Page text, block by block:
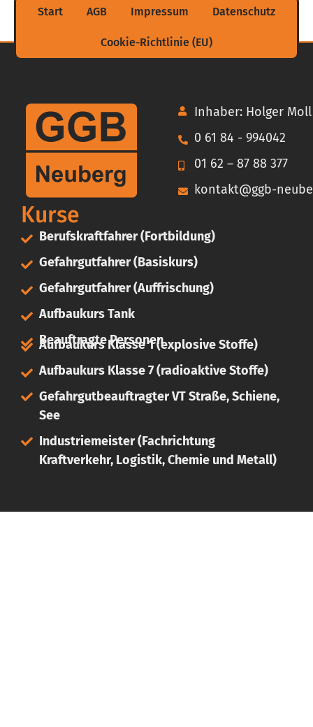
Start AGB Impressum Datenschutz
Cookie-Richtlinie (EU)
Inhaber: Holger Moll
0 61 84 - 994042
01 62 – 87 88 377
kontakt@ggb-
Kurse
Berufskraftfahrer (Fortbildung)
Gefahrgutfahrer (Basiskurs)
Gefahrgutfahrer (Auffrischung)
Aufbaukurs Tank
Beauftragte Personen
Aufbaukurs Klasse 1 (explosive Stoffe)
Aufbaukurs Klasse 7 (radioaktive Stoffe)
Gefahrgutbeauftragter VT Straße, Schiene,
See
Industriemeister (Fachrichtung
Kraftverkehr, Logistik, Chemie und Metall)